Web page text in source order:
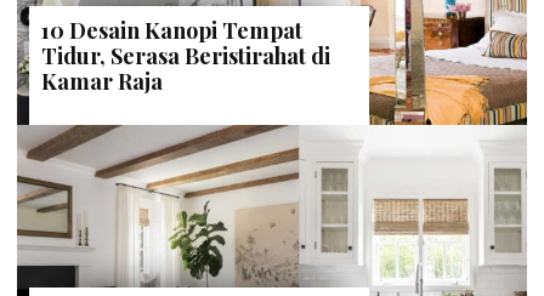
10 Desain Kanopi Tempat
Tidur, Serasa Beristirahat di
Kamar Raja